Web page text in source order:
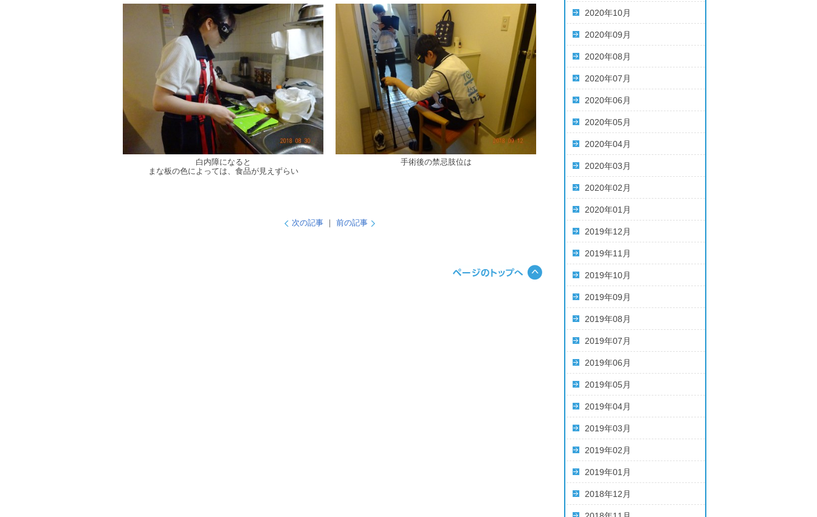
白内障になると
まな板の色によっては、食品が見えずらい
手術後の禁忌肢位は
次の記事｜ 前の記事
2020年10月
2020年09月
2020年08月
2020年07月
2020年06月
2020年05月
2020年04月
2020年03月
2020年02月
2020年01月
2019年12月
2019年11月
2019年10月
2019年09月
2019年08月
2019年07月
2019年06月
2019年05月
2019年04月
2019年03月
2019年02月
2019年01月
2018年12月